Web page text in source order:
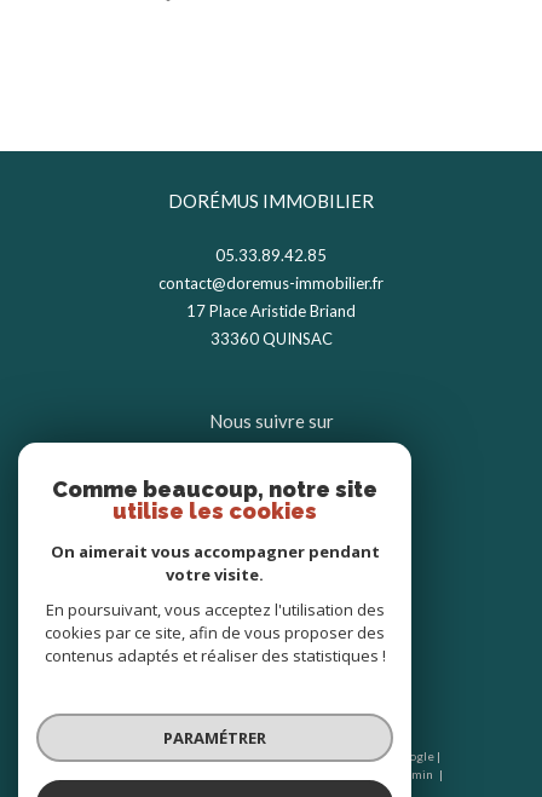
DORÉMUS IMMOBILIER
05.33.89.42.85
contact@doremus-immobilier.fr
17 Place Aristide Briand
33360
QUINSAC
Nous suivre sur
© 2026 | Tous droits réservés | Traduction powered by Google |
Admin
Comme beaucoup, notre site
utilise les cookies
On aimerait vous accompagner pendant
votre visite.
En poursuivant, vous acceptez l'utilisation des
cookies par ce site, afin de vous proposer des
contenus adaptés et réaliser des statistiques !
PARAMÉTRER